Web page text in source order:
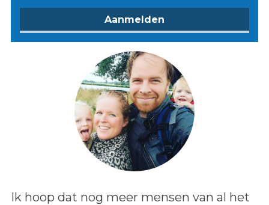
Lees het bericht:
Ik hoop dat nog meer mensen van al het